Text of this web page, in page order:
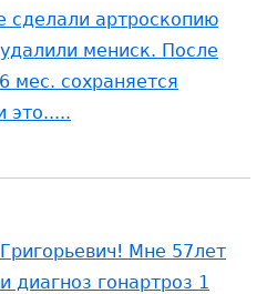
артроскопию
мениск. После
мес. сохраняется
это.....
Мне 57лет
диагноз гонартроз 1